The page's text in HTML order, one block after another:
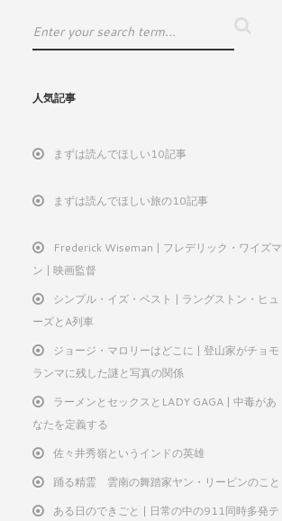
人気記事
まずは読んでほしい10記事
まずは読んでほしい旅の10記事
Frederick Wiseman | フレデリック・ワイズマ
ン | 映画監督
シンプル・イズ・ベスト | ラングストン・ヒュ
ーズとA列車
ジョージ・マロリーはどこに | 登山家がチョモ
ランマに残した謎と写真の関係
ラーメンとセックスとLADY GAGA | 中毒があ
なたを定義する
佐々井秀嶺というインドの英雄
踊る精霊 雲南の舞踏家ヤン・リーピンのこと
ある日のできごと | 日常の中の911同時多発テ